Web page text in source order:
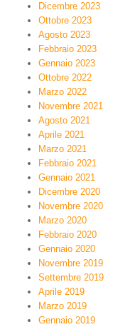
Dicembre 2023
Ottobre 2023
Agosto 2023
Febbraio 2023
Gennaio 2023
Ottobre 2022
Marzo 2022
Novembre 2021
Agosto 2021
Aprile 2021
Marzo 2021
Febbraio 2021
Gennaio 2021
Dicembre 2020
Novembre 2020
Marzo 2020
Febbraio 2020
Gennaio 2020
Novembre 2019
Settembre 2019
Aprile 2019
Marzo 2019
Gennaio 2019